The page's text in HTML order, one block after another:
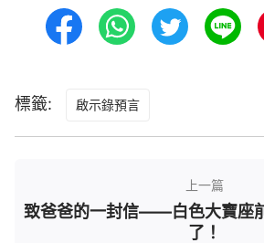
壞根源，也使人發現了人的醜惡
作。這工作就是神作的審判工作。
——《話在肉身顯現·基督用真
現，親自審判全人類，一個一個
下，有這種想法的人是對這步 道
標籤: 啟示錄預言
上一篇
致爸爸的一封信——白色大寶座
了！